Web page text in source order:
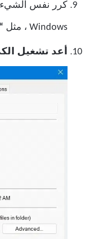
كرر نفس الشيء
Windows ، مثل “System32”
أعد تشغيل